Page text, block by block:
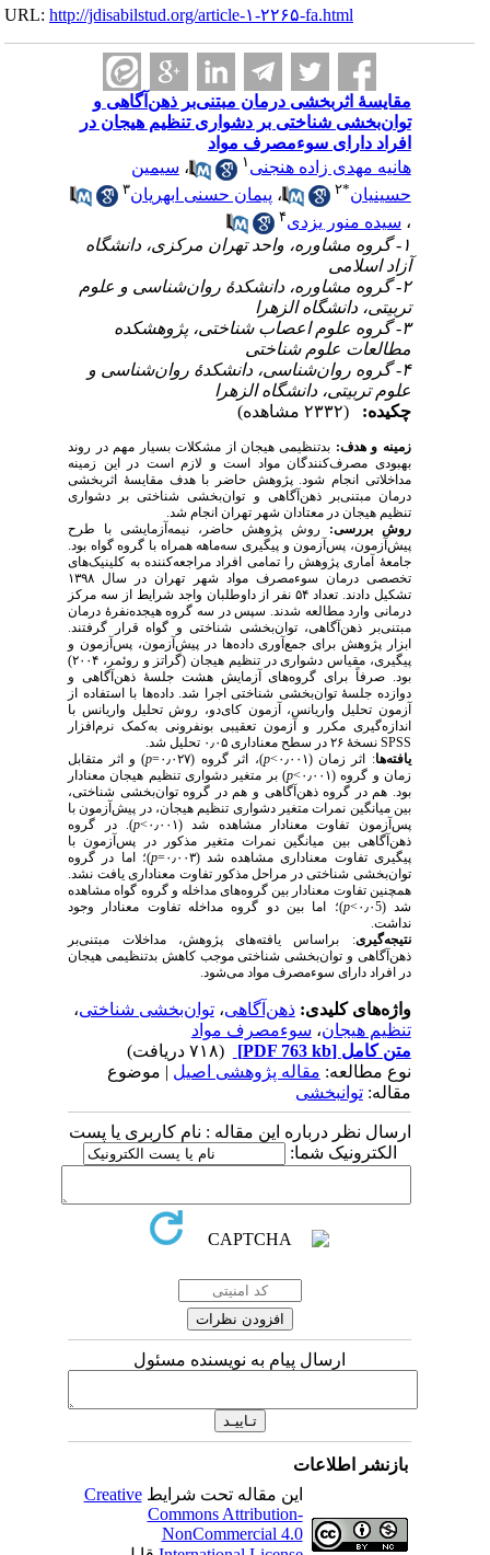
URL:http://jdisabilstud.org/article-۱-۲۲۶۵-fa.html
مقایسهٔ اثربخشی درمان مبتنی‌بر ذهن‌آگاهی و
توان‌بخشی شناختی بر دشواری تنظیم هیجان در
افراد دارای سوءمصرف مواد
هانیه مهدی زاده هنجنی
،سیمین
حسینیان * ۲ ،پیمان حسنی ابهریان ۳
سیده منور یزدی
۱- گروه مشاوره، واحد تهران مرکزی، دانشگاه
آزاد اسلامی
۲- گروه مشاوره، دانشکدهٔ روان‌شناسی و علوم
تربیتی، دانشگاه الزهرا
۳- گروه علوم اعصاب شناختی، پژوهشکده
مطالعات علوم شناختی
۴- گروه روان‌شناسی، دانشکدهٔ روان‌شناسی و
علوم تربیتی، دانشگاه الزهرا
چکیده:
زمینه و هدف:بدتنظیمی هیجان از مشکلات بسیار مهم در روند
بهبودی مصرف‌کنندگان مواد است و لازم است در این زمینه
مداخلاتی انجام شود. پژوهش حاضر با هدف مقایسهٔ اثربخشی
درمان مبتنی‌بر ذهن‌آگاهی و توان‌بخشی شناختی بر دشواری
تنظیم هیجان در معتادان شهر تهران انجام شد.
روش بررسی: روش پژوهش حاضر، نیمه‌آزمایشی با طرح
پیش‌آزمون، پس‌آزمون و پیگیری سه‌ماهه همراه با گروه گواه بود.
جامعهٔ آماری پژوهش را تمامی افراد مراجعه‌کننده به کلینیک‌های
تخصصی درمان سوءمصرف مواد شهر تهران در سال ۱۳۹۸
تشکیل دادند. تعداد ۵۴ نفر از داوطلبان واجد شرایط از سه مرکز
درمانی وارد مطالعه شدند. سپس در سه گروه هیجده‌نفرهٔ درمان
مبتنی‌بر ذهن‌آگاهی، توان‌بخشی شناختی و گواه قرار گرفتند.
ابزار پژوهش برای جمع‌آوری داده‌ها در پیش‌آزمون، پس‌آزمون و
پیگیری، مقیاس دشواری در تنظیم هیجان (گراتز و روئمر، ۲۰۰۴)
بود. صرفاً برای گروه‌های آزمایش هشت جلسۀ ذهن‌آگاهی و
دوازده جلسۀ توان‌بخشی شناختی اجرا شد. داده‌ها با استفاده از
آزمون تحلیل واریانس، آزمون کای‌دو، روش تحلیل واریانس با
اندازه‌گیری مکرر و آزمون تعقیبی بونفرونی به‌کمک نرم‌افزار
SPSSنسخهٔ ۲۶ در سطح معناداری ۰٫۰۵ تحلیل شد.
یافته‌ها: اثر زمان (۰٫۰۰۱> p)، اثر گروه (۰٫۰۲۷= p) و اثر متقابل
زمان و گروه (۰٫۰۰۱>
p) بر متغیر دشواری تنظیم هیجان معنادار
بود. هم در گروه‌ ذهن‌آگاهی و هم در گروه توان‌بخشی شناختی،
بین میانگین نمرات متغیر دشواری تنظیم هیجان، در پیش‌آزمون با
پس‌آزمون تفاوت معنادار مشاهده شد (۰٫۰۰۱>
p). در گروه
ذهن‌آگاهی بین میانگین نمرات متغیر مذکور در پس‌آزمون با
پیگیری تفاوت معناداری مشاهده شد (۰٫۰۰۳=
p)؛ اما در گروه
توان‌بخشی شناختی در مراحل مذکور تفاوت معناداری یافت نشد.
همچنین تفاوت معنادار بین گروه‌های مداخله و گروه گواه مشاهده
شد (۰٫۰5>
p)؛ اما بین دو گروه مداخله تفاوت معنادار وجود
نداشت.
نتیجه‌گیری : براساس یافته‌های پژوهش، مداخلات مبتنی‌بر
ذهن‌آگاهی و توان‌بخشی شناختی موجب کاهش بدتنظیمی هیجان
در افراد دارای سوءمصرف مواد می‌شود.
واژه‌های کلیدی:ذهن‌آگاهی،توان‌بخشی شناختی،
تنظیم هیجان،سوءمصرف مواد
متن کامل[PDF 763 kb]
نوع مطالعه:مقاله پژوهشی اصیل| موضوع
مقاله:توانبخشی
ارسال نظر درباره این مقاله : نام کاربری یا پست
الکترونیک شما:
ارسال پیام به نویسنده مسئول
بازنشر اطلاعات
این مقاله تحت شرایطCreative
Commons Attribution-
NonCommercial 4.0